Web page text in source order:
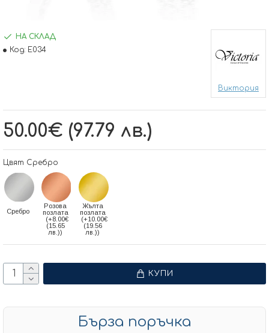
50.00€ (97.79 лв.)
НА СКЛАД
Код: E034
Виктория
Цвят Сребро
Сребро
Розова
позлата
(+8.00€
(15.65
лв.))
Жълта
позлата
(+10.00€
(19.56
лв.))
КУПИ
Бърза поръчка